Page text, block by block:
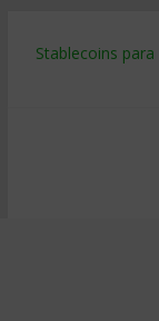
Stablecoins
Despido
IA en selección
Trabajo
Mercado